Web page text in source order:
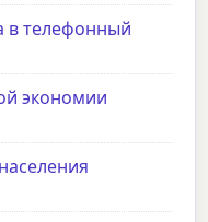
в телефонный
экономии